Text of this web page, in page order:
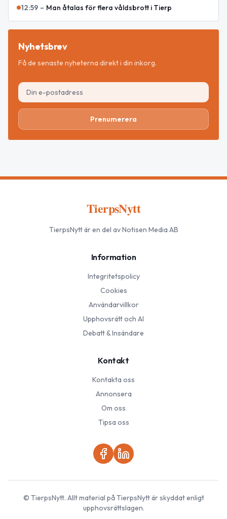
12:59 – Man åtalas för flera våldsbrott i Tierp
Nyhetsbrev
Få de senaste nyheterna direkt i din inkorg.
Prenumerera
TierpsNytt
TierpsNyttär en del av Notisen Media AB
Information
Integritetspolicy
Cookies
Användarvillkor
Upphovsrätt och AI
Debatt & Insändare
Kontakt
Kontakta oss
Annonsera
Om oss
Tipsa oss
© TierpsNytt. Allt material påTierpsNyttär skyddat enligt
upphovsrättslagen.